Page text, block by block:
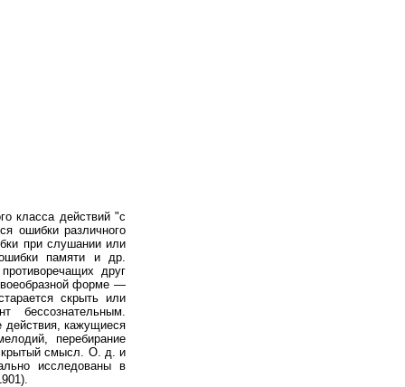
класса действий "с
ошибки различного
при слушании или
памяти и др.
друг
форме —
скрыть или
действия, кажущиеся
перебирание
смысл. О. д. и
исследованы в